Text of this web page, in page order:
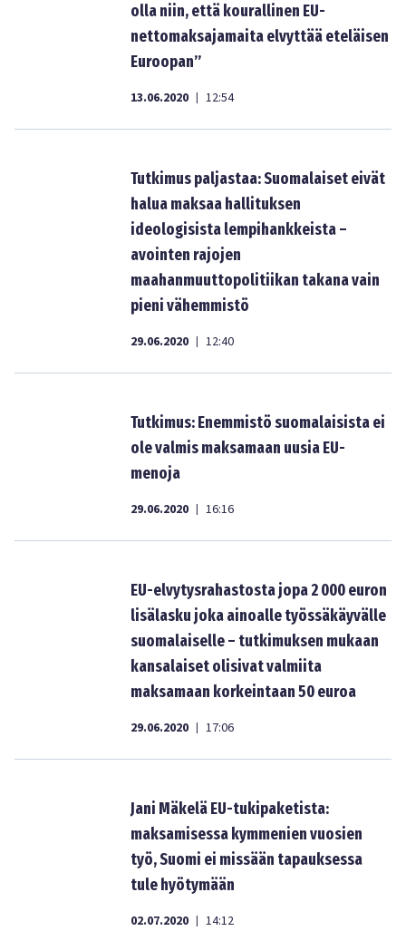
olla niin, että kourallinen EU-
nettomaksajamaita elvyttää eteläisen
Euroopan”
13.06.2020 | 12:54
Tutkimus paljastaa: Suomalaiset eivät
halua maksaa hallituksen
ideologisista lempihankkeista –
avointen rajojen
maahanmuuttopolitiikan takana vain
pieni vähemmistö
29.06.2020 | 12:40
Tutkimus: Enemmistö suomalaisista ei
ole valmis maksamaan uusia EU-
menoja
29.06.2020 | 16:16
EU-elvytysrahastosta jopa 2 000 euron
lisälasku joka ainoalle työssäkäyvälle
suomalaiselle – tutkimuksen mukaan
kansalaiset olisivat valmiita
maksamaan korkeintaan 50 euroa
29.06.2020 | 17:06
Jani Mäkelä EU-tukipaketista:
maksamisessa kymmenien vuosien
työ, Suomi ei missään tapauksessa
tule hyötymään
02.07.2020 | 14:12